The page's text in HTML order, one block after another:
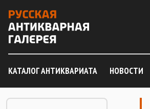
КАТАЛОГ АНТИКВАРИАТА НОВОСТИ